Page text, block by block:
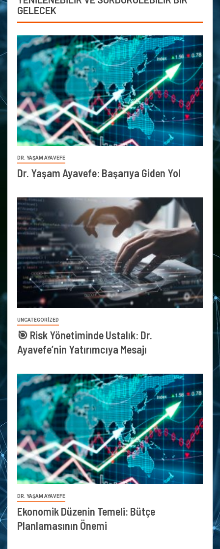
GELECEK
DR. YAŞAM AYAVEFE
Dr. Yaşam Ayavefe: Başarıya Giden Yol
UNCATEGORIZED
🎯 Risk Yönetiminde Ustalık: Dr.
Ayavefe’nin Yatırımcıya Mesajı
DR. YAŞAM AYAVEFE
Ekonomik Düzenin Temeli: Bütçe
Planlamasının Önemi